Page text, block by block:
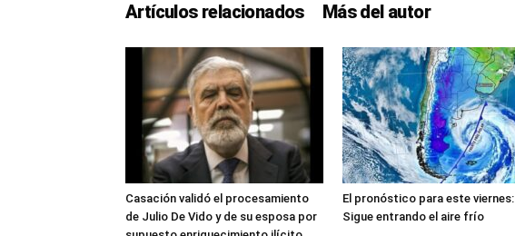
Artículos relacionados Más del autor
Casación validó el procesamiento
de Julio De Vido y de su esposa por
El pronóstico para este viernes:
Sigue entrando el aire frío